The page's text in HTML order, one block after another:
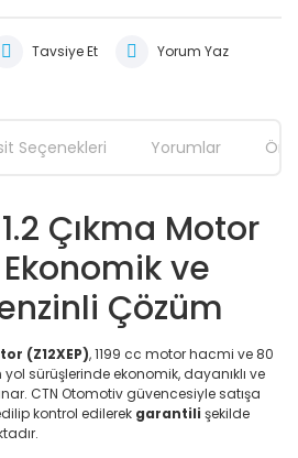
Tavsiye Et Yorum Yaz
Seçenekleri Yorumlar
Çıkma Motor
Ekonomik ve
Çözüm
(Z12XEP), 1199 cc motor hacmi ve 80
sürüşlerinde ekonomik, dayanıklı ve
CTN Otomotiv güvencesiyle satışa
kontrol edilerek garantili şekilde